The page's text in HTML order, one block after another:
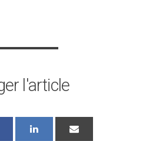
l'article